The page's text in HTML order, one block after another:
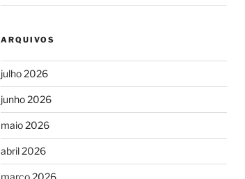
ARQUIVOS
julho 2026
junho 2026
maio 2026
abril 2026